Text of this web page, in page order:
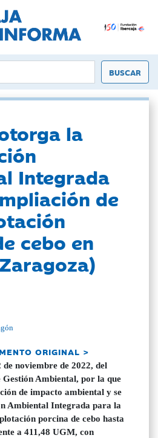
la
Integrada
de
cebo en
ORIGINAL >
noviembre de 2022, del
Ambiental, por la que
de impacto ambiental y se
Ambiental Integrada para la
porcina de cebo hasta
a 411,48 UGM, con